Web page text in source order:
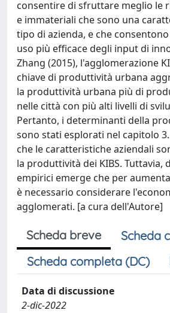
consentire di sfruttare meglio le
e immateriali che sono una
tipo di azienda, e che
uso più efficace degli input di
Zhang (2015), l'agglomerazione
chiave di produttività urbana
la produttività urbana più di
nelle città con più alti livelli di
Pertanto, i determinanti della
sono stati esplorati nel capitolo
che le caratteristiche aziendali
la produttività dei KIBS. Tuttavia,
empirici emerge che per
è necessario considerare
agglomerati. [a cura dell'Autore]
Scheda breve
Scheda
Scheda completa (DC)
Data di discussione
2-dic-2022